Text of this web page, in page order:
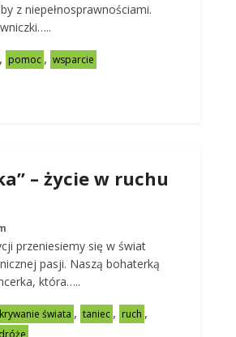
z niepełnosprawnościami.
, pomoc , wsparcie
– życie w ruchu
przeniesiemy się w świat
pasji. Naszą bohaterką
która…..
świata , taniec , ruch ,